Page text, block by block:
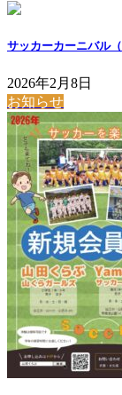
サッカーカーニバル
2026年2月8日
お知らせ